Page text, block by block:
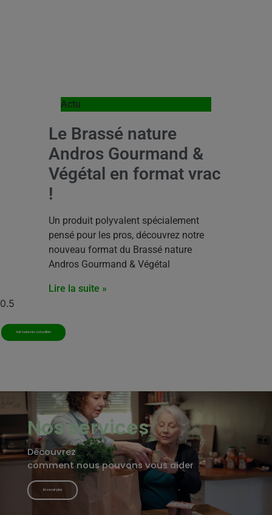
Actu
Le Brassé nature
Andros Gourmand &
Végétal en format vrac
!
Un produit polyvalent spécialement
pensé pour les pros, découvrez notre
nouveau format du Brassé nature
Andros Gourmand & Végétal
Lire la suite »
Voir toutes les actualités
Nos services
Découvrez
comment nous pouvons vous aider
En savoir plus